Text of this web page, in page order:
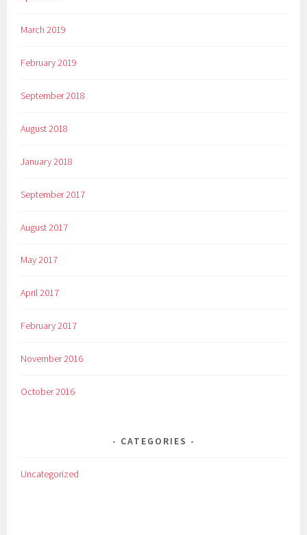
March 2019
February 2019
September 2018
August 2018
January 2018
September 2017
August 2017
May 2017
April 2017
February 2017
November 2016
October 2016
CATEGORIES
Uncategorized